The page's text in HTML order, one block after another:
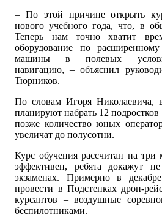
– По этой причине открыть
нового учебного года, что, в
Теперь нам точно хватит
оборудование по
машины в полевых
навигацию, – объяснил
Тюрников.
По словам Игоря Николаевича,
планируют набрать 12
позже количество юных
увеличат до полусотни.
Курс обучения рассчитан на три
эффективен, ребята докажут
экзаменах. Примерно в
провести в Подстепках дрон-
курсантов – воздушные
беспилотниками.